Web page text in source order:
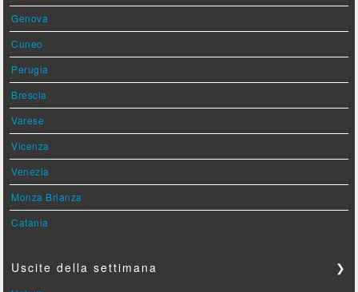
Genova
Cuneo
Perugia
Brescia
Varese
Vicenza
Venezia
Monza Brianza
Catania
Uscite della settimana ❯